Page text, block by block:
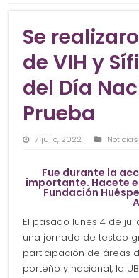
Se
de VIH y
del Día
Prueba
7 julio, 2022 Noticias
Fue durante la
importante. Hacete
Fundación
El pasado lunes 4 de
una jornada de testeo
participación de áreas
porteño y nacional, la